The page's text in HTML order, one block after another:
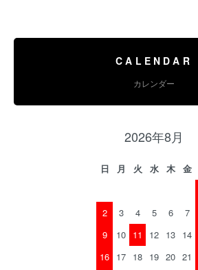
CALENDAR
カレンダー
2026年8月
日 月 火 水 木 金
2
3 4 5 6 7
9
10 11 12 13 14
16 17 18 19 20 21